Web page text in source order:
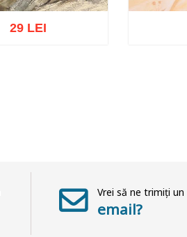
29 LEI
Vrei să ne trimiți un
email?